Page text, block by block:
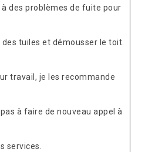
des problèmes de fuite pour
tuiles et démousser le toit.
travail, je les recommande
à faire de nouveau appel à
services.